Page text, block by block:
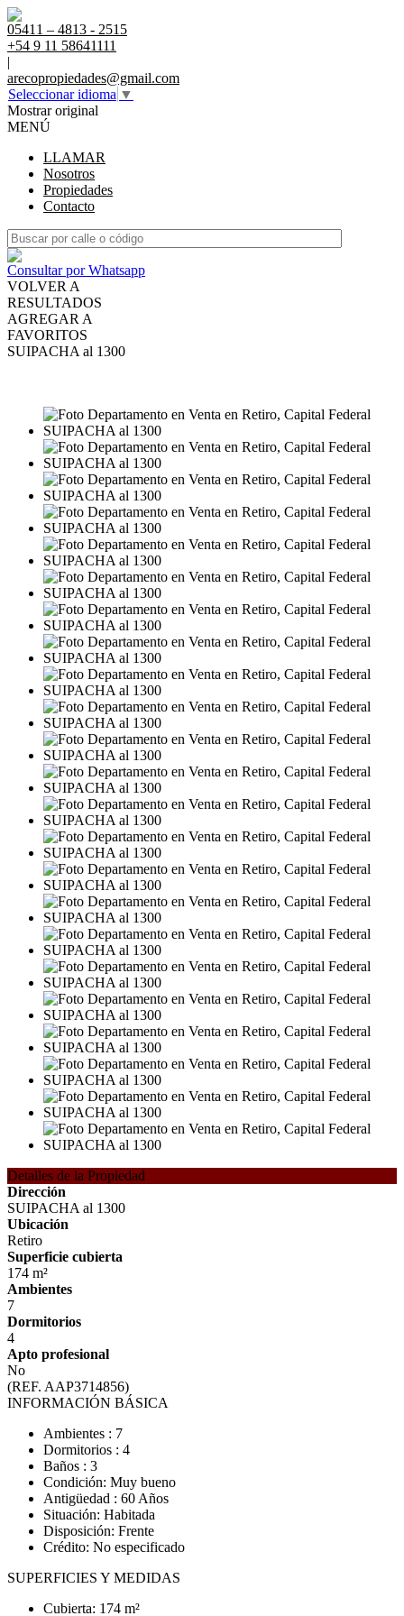
05411 – 4813 - 2515
+54 9 11 58641111
|
arecopropiedades@gmail.com
Seleccionar idioma ▼
Mostrar original
MENÚ
LLAMAR
Nosotros
Propiedades
Contacto
Consultar por Whatsapp
VOLVER A
RESULTADOS
AGREGAR A
FAVORITOS
SUIPACHA al 1300
Detalles de la Propiedad
Dirección
SUIPACHA al 1300
Ubicación
Retiro
Superficie cubierta
174 m²
Ambientes
7
Dormitorios
4
Apto profesional
No
(REF. AAP3714856)
INFORMACIÓN BÁSICA
Ambientes : 7
Dormitorios : 4
Baños : 3
Condición: Muy bueno
Antigüedad : 60 Años
Situación: Habitada
Disposición: Frente
Crédito: No especificado
SUPERFICIES Y MEDIDAS
Cubierta: 174 m²